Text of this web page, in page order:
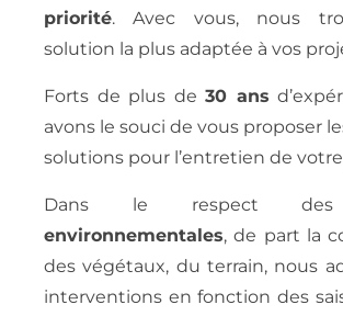
priorité. Avec vous, nous
solution la plus adaptée à vos
Forts de plus de30 ans
avons le souci de vous proposer
solutions pour l’entretien de
Dans le respect
environnementales, de part la
des végétaux, du terrain, nous
interventions en fonction des